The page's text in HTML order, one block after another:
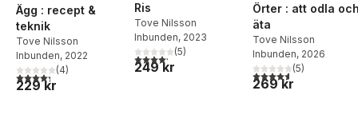
Ägg : recept &
teknik
Tove Nilsson
Inbunden, 2022
4,3utav 5 stjärnor. Totalt antal röster:
(4)
229 kr
Ris
Tove Nilsson
Inbunden, 2023
4,2utav 5 stjärnor. Totalt antal röster:
(5)
249 kr
Örter : att odla
äta
Tove Nilsson
Inbunden, 2026
4,6utav 5 stjärnor.
(5)
269 kr